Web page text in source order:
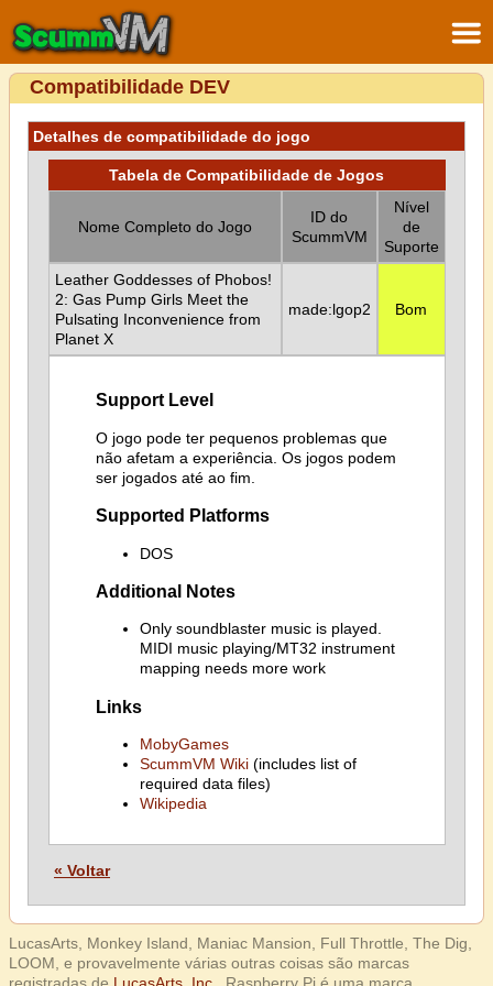
Compatibilidade DEV
Detalhes de compatibilidade do jogo
Tabela de Compatibilidade de Jogos
Nome Completo do Jogo
ID do
ScummVM
Nível
de
Suporte
Leather Goddesses of Phobos!
2: Gas Pump Girls Meet the
Pulsating Inconvenience from
Planet X
made:lgop2 Bom
Support Level
O jogo pode ter pequenos problemas que
não afetam a experiência. Os jogos podem
ser jogados até ao fim.
Supported Platforms
DOS
Additional Notes
Only soundblaster music is played.
MIDI music playing/MT32 instrument
mapping needs more work
Links
MobyGames
ScummVM Wiki(includes list of
required data files)
Wikipedia
« Voltar
LucasArts, Monkey Island, Maniac Mansion, Full Throttle, The Dig,
LOOM, e provavelmente várias outras coisas são marcas